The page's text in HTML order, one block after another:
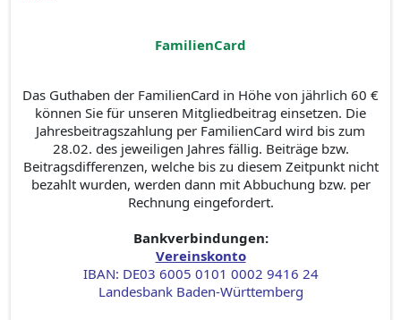
FamilienCard
Das Guthaben der FamilienCard in Höhe von jährlich 60 €
können Sie für unseren Mitgliedbeitrag einsetzen. Die
Jahresbeitragszahlung per FamilienCard wird bis zum
28.02. des jeweiligen Jahres fällig. Beiträge bzw.
Beitragsdifferenzen, welche bis zu diesem Zeitpunkt nicht
bezahlt wurden, werden dann mit Abbuchung bzw. per
Rechnung eingefordert.
Bankverbindungen:
Vereinskonto
IBAN: DE03 6005 0101 0002 9416 24
Landesbank Baden-Württemberg